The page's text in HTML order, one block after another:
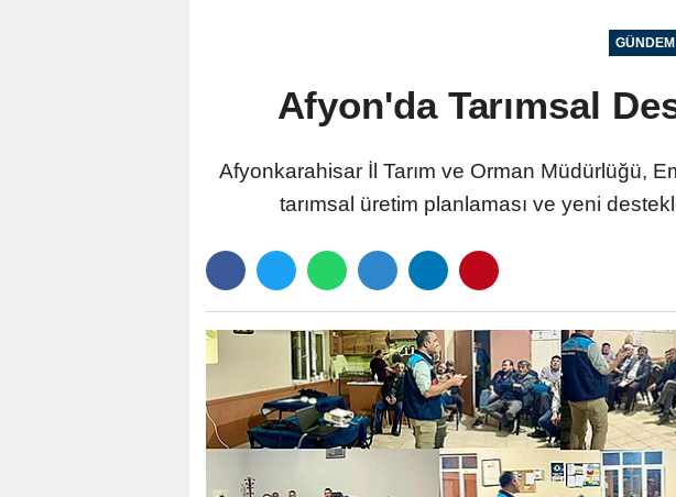
GÜNDEM
Afyon'da Tarımsal
Afyonkarahisar İl Tarım ve Orman Müdürlüğü,
tarımsal üretim planlaması ve yeni